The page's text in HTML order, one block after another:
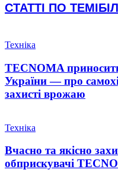
СТАТТІ ПО ТЕМІ
Техніка
TECNOMA
України — про
захисті врожаю
Техніка
Вчасно та якісно
обприскувачі